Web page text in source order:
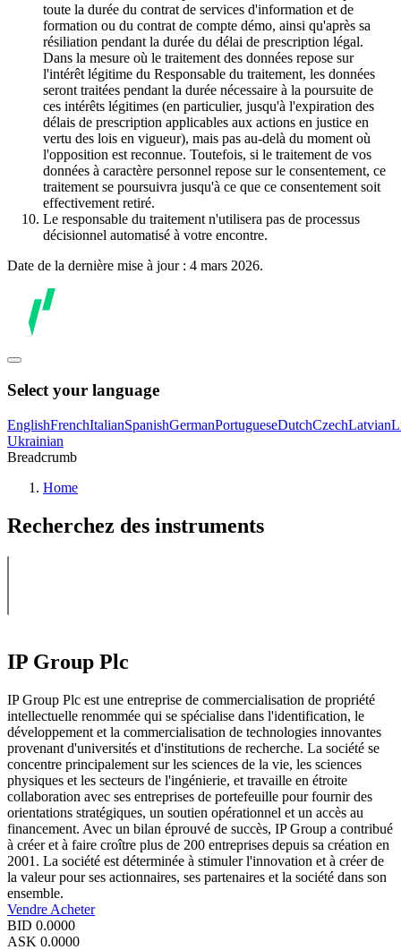
toute la durée du contrat de services d'information et de
formation ou du contrat de compte démo, ainsi qu'après sa
résiliation pendant la durée du délai de prescription légal.
Dans la mesure où le traitement des données repose sur
l'intérêt légitime du Responsable du traitement, les données
seront traitées pendant la durée nécessaire à la poursuite de
ces intérêts légitimes (en particulier, jusqu'à l'expiration des
délais de prescription applicables aux actions en justice en
vertu des lois en vigueur), mais pas au-delà du moment où
l'opposition est reconnue. Toutefois, si le traitement de vos
données à caractère personnel repose sur le consentement, ce
traitement se poursuivra jusqu'à ce que ce consentement soit
effectivement retiré.
Le responsable du traitement n'utilisera pas de processus
décisionnel automatisé à votre encontre.
Date de la dernière mise à jour : 4 mars 2026.
Select your language
EnglishFrenchItalianSpanishGermanPortugueseDutchCzechLatvian
Ukrainian
Breadcrumb
Home
Recherchez des instruments
IP Group Plc
IP Group Plc est une entreprise de commercialisation de propriété
intellectuelle renommée qui se spécialise dans l'identification, le
développement et la commercialisation de technologies innovantes
provenant d'universités et d'institutions de recherche. La société se
concentre principalement sur les sciences de la vie, les sciences
physiques et les secteurs de l'ingénierie, et travaille en étroite
collaboration avec ses entreprises de portefeuille pour fournir des
orientations stratégiques, un soutien opérationnel et un accès au
financement. Avec un bilan éprouvé de succès, IP Group a contribué
à créer et à faire croître plus de 200 entreprises depuis sa création en
2001. La société est déterminée à stimuler l'innovation et à créer de
la valeur pour ses actionnaires, ses partenaires et la société dans son
ensemble.
Vendre Acheter
BID 0.0000
ASK 0.0000